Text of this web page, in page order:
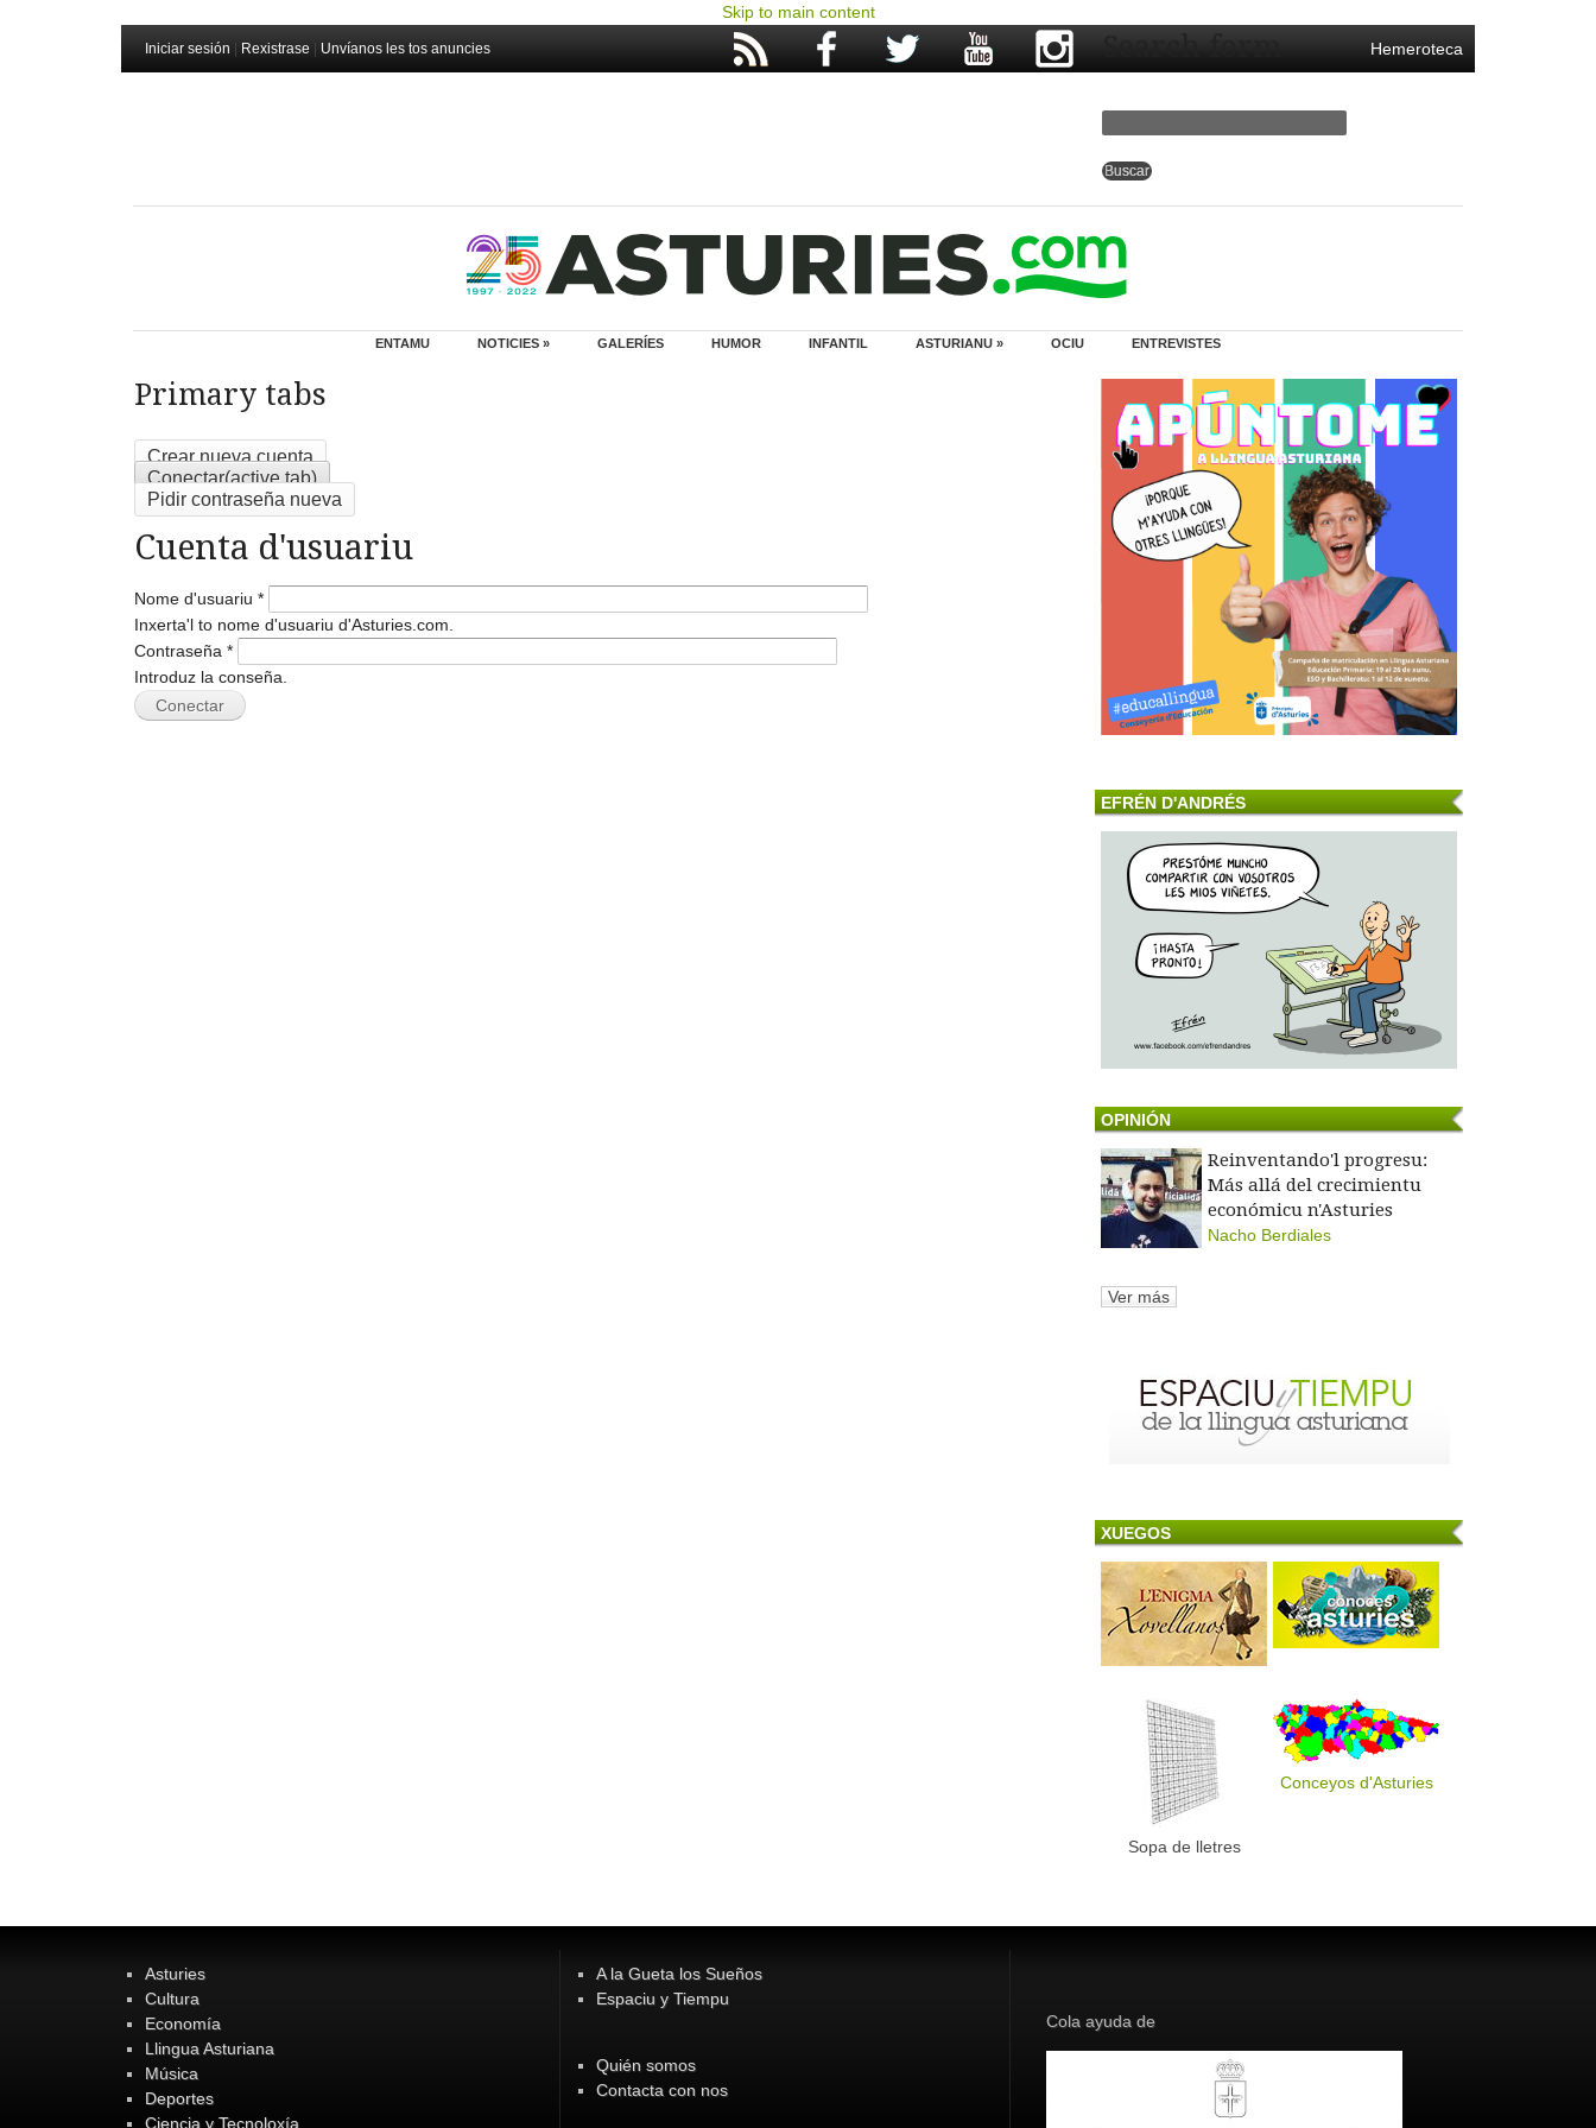
Skip to main content
Iniciar sesión Rexistrase Unvíanos les tos anuncies Hemeroteca
Search form
ENTAMU NOTICIES » GALERÍES HUMOR INFANTIL ASTURIANU » OCIU ENTREVISTES
Primary tabs
Crear nueva cuenta
Conectar(active tab)
Pidir contraseña nueva
Cuenta d'usuariu
Nome d'usuariu *
Inxerta'l to nome d'usuariu d'Asturies.com.
Contraseña *
Introduz la conseña.
EFRÉN D'ANDRÉS
OPINIÓN
Reinventando'l progresu:
Más allá del crecimientu
económicu n'Asturies
Nacho Berdiales
Ver más
XUEGOS
Sopa de lletres
Conceyos d'Asturies
Asturies
Cultura
Economía
Llingua Asturiana
Música
Deportes
Ciencia y Tecnoloxía
A la Gueta los Sueños
Espaciu y Tiempu
Quién somos
Contacta con nos
Cola ayuda de